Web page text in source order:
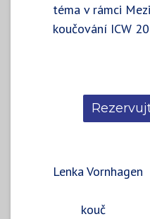
téma v rámci
koučování ICW
Lenka